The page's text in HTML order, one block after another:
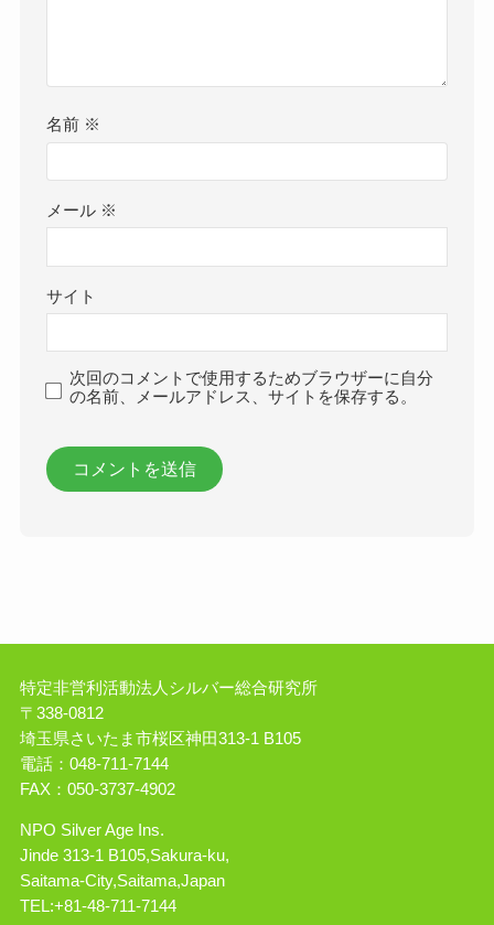
名前 ※
メール ※
サイト
次回のコメントで使用するためブラウザーに自分
の名前、メールアドレス、サイトを保存する。
特定非営利活動法人シルバー総合研究所
〒338-0812
埼玉県さいたま市桜区神田313-1 B105
電話：048-711-7144
FAX：050-3737-4902
NPO Silver Age Ins.
Jinde 313-1 B105,Sakura-ku,
Saitama-City,Saitama,Japan
TEL:+81-48-711-7144